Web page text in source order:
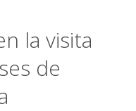
la visita
de